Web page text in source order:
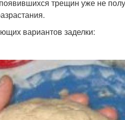
трещин уже не
вариантов заделки: